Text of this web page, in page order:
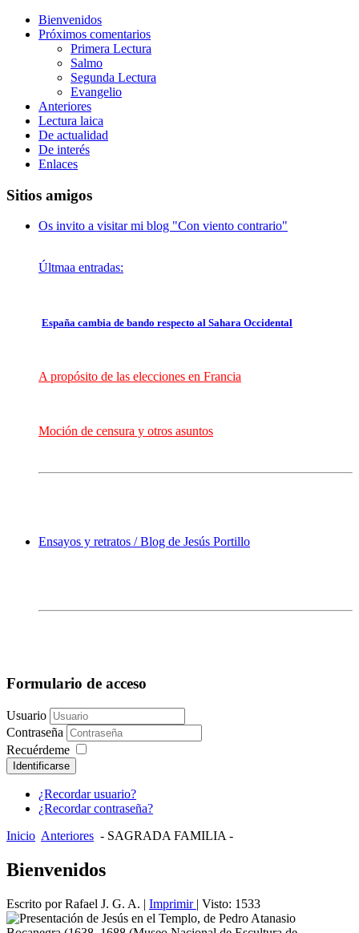
Bienvenidos
Próximos comentarios
Primera Lectura
Salmo
Segunda Lectura
Evangelio
Anteriores
Lectura laica
De actualidad
De interés
Enlaces
Sitios amigos
Os invito a visitar mi blog "Con viento contrario"
Últmaa entradas:
España cambia de bando respecto al Sahara Occidental
A propósito de las elecciones en Francia
Moción de censura y otros asuntos
Ensayos y retratos / Blog de Jesús Portillo
Formulario de acceso
Usuario
Contraseña
Recuérdeme
Identificarse
¿Recordar usuario?
¿Recordar contraseña?
Inicio Anteriores - SAGRADA FAMILIA -
Bienvenidos
Escrito por Rafael J. G. A. | Imprimir | Visto: 1533